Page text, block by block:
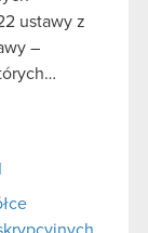
ustawy z
–